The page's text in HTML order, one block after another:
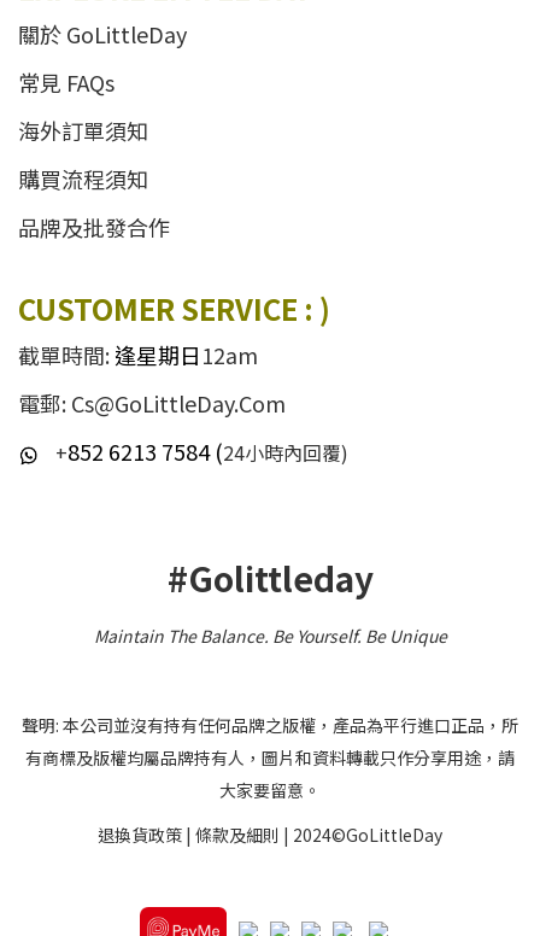
關於 GoLittleDay
常見 FAQs
海外訂單須知
購買流程須知
品牌及批發合作
CUSTOMER SERVICE : )
截單時間:逢星期日12am
電郵: Cs@GoLittleDay.Com
+852 6213 7584 (24小時內回覆)
#Golittleday
Maintain The Balance. Be Yourself.Be Unique
聲明: 本公司並沒有持有任何品牌之版權，產品為平行進口正品，所
有商標及版權均屬品牌持有人，圖片和資料轉載只作分享用途，請
大家要留意。
退換貨政策 | 條款及細則 | 2024©GoLittleDay